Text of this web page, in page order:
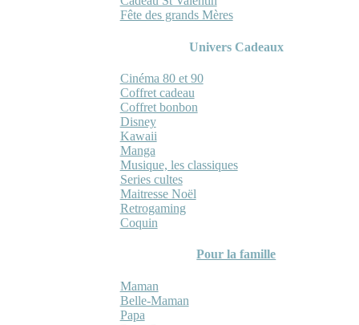
Fête des grands Mères
Univers Cadeaux
Cinéma 80 et 90
Coffret cadeau
Coffret bonbon
Disney
Kawaii
Manga
Musique, les classiques
Series cultes
Maitresse Noël
Retrogaming
Coquin
Pour la famille
Maman
Belle-Maman
Papa